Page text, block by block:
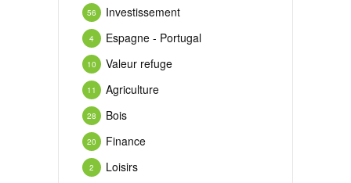
Investissement
56
Espagne - Portugal
4
Valeur refuge
10
Agriculture
11
Bois
28
Finance
20
Loisirs
2